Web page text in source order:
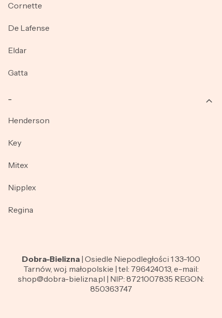
Cornette
De Lafense
Eldar
Gatta
Henderson
Key
Mitex
Nipplex
Regina
Dobra-Bielizna | Osiedle Niepodległości 1 33-100
Tarnów, woj. małopolskie | tel: 796424013, e-mail:
shop@dobra-bielizna.pl | NIP: 8721007835 REGON:
850363747